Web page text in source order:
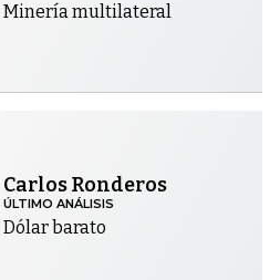
Minería multilateral
Carlos Ronderos
ÚLTIMO ANÁLISIS
Dólar barato